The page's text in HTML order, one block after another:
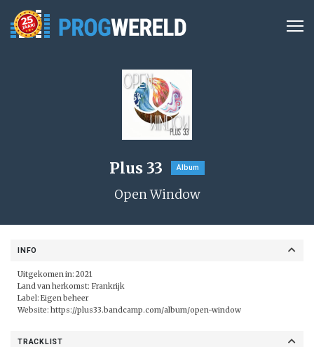
Plus 33 Album
Open Window
INFO
Uitgekomen in: 2021
Land van herkomst: Frankrijk
Label: Eigen beheer
Website: https://plus33.bandcamp.com/album/open-window
TRACKLIST